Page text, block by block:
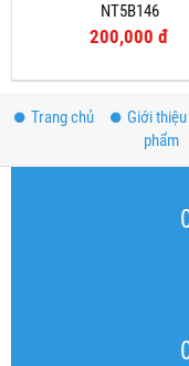
NT5B146
200,000 đ
Trang chủ Giới thiệu
phẩm